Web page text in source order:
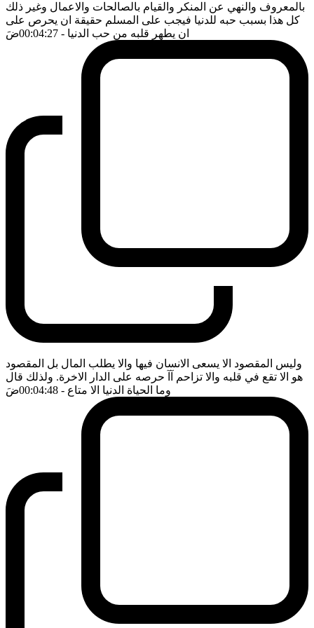
بالمعروف والنهي عن المنكر والقيام بالصالحات والاعمال وغير ذلك
كل هذا بسبب حبه للدنيا فيجب على المسلم حقيقة ان يحرص على
ان يطهر قلبه من حب الدنيا - 00:04:27 ضَ
وليس المقصود الا يسعى الانسان فيها والا يطلب المال بل المقصود
هو الا تقع في قلبه والا تزاحم آآ حرصه على الدار الاخرة. ولذلك قال
وما الحياة الدنيا الا متاع - 00:04:48 ضَ